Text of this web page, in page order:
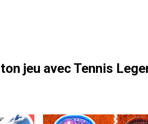
jeu avec Tennis